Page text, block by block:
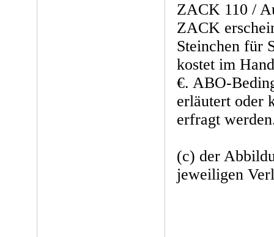
ZACK 110 /
ZACK
Steinchen für
kostet im
€. ABO-
erläutert oder
erfragt
(c) der
jeweiligen